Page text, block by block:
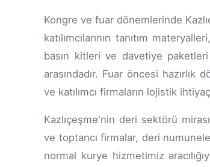
Kongre ve fuar dönemlerinde
katılımcılarının tanıtım
basın kitleri ve davetiye
arasındadır. Fuar öncesi
ve katılımcı firmaların lojistik
Kazlıçeşme'nin deri sektörü
ve toptancı firmalar, deri
normal kurye hizmetimiz